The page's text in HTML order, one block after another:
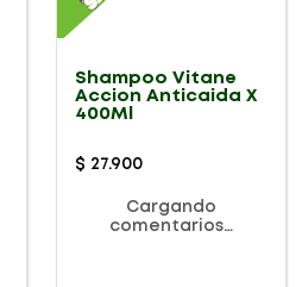
Shampoo Vitane
Accion Anticaida X
400Ml
$ 27.900
Cargando
comentarios…